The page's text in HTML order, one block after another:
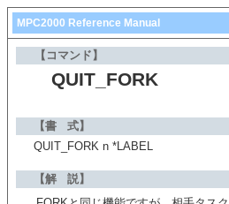
MPC2000 Reference Manual
【コマンド】
QUIT_FORK
【書 式】
QUIT_FORK n *LABEL
【解 説】